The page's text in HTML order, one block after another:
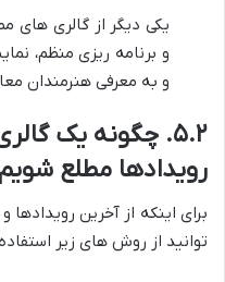
یکی دیگر از گالری های
و برنامه ریزی منظم،
و به معرفی هنرمندان
۵.۲. چگونه یک
رویدادها مطلع
برای اینکه از آخرین
توانید از روش های زیر